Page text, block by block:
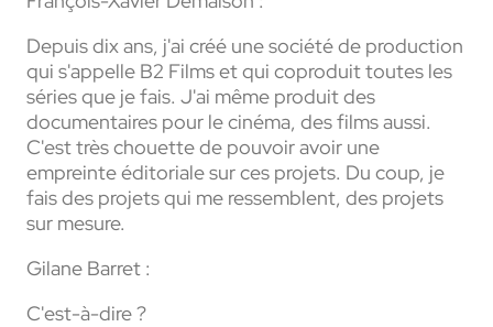
Depuis dix ans, j'ai créé une société de production
qui s'appelle B2 Films et qui coproduit toutes les
séries que je fais. J'ai même produit des
documentaires pour le cinéma, des films aussi.
C'est très chouette de pouvoir avoir une
empreinte éditoriale sur ces projets. Du coup, je
fais des projets qui me ressemblent, des projets
sur mesure.
Gilane Barret :
C'est-à-dire ?